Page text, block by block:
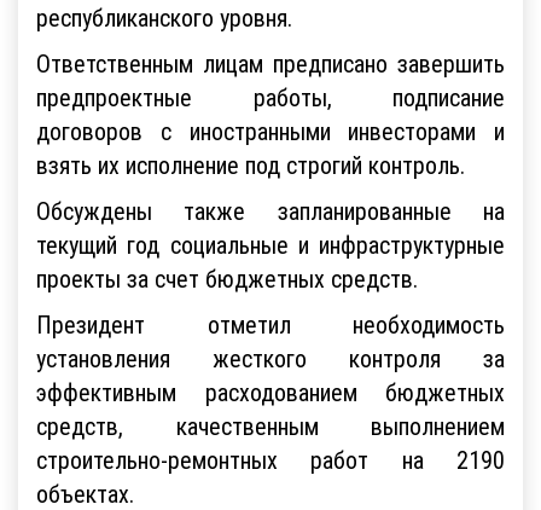
республиканского уровня.
Ответственным лицам предписано завершить
предпроектные работы, подписание
договоров с иностранными инвесторами и
взять их исполнение под строгий контроль.
Обсуждены также запланированные на
текущий год социальные и инфраструктурные
проекты за счет бюджетных средств.
Президент отметил необходимость
установления жесткого контроля за
эффективным расходованием бюджетных
средств, качественным выполнением
строительно-ремонтных работ на 2190
объектах.